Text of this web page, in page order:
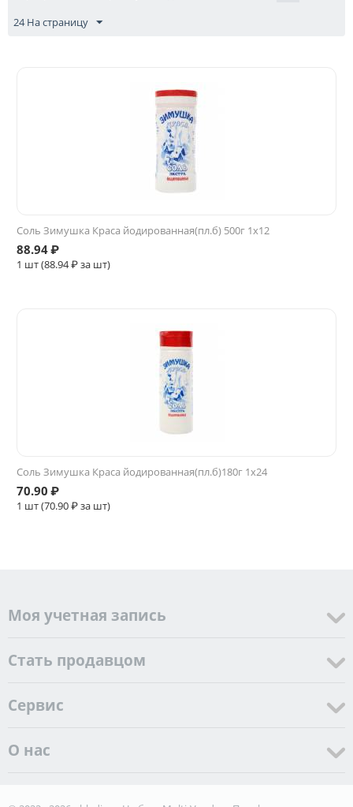
24 На страницу
Соль Зимушка Краса йодированная(пл.б) 500г 1х12
88.94₽
1 шт (88.94₽ за шт)
Соль Зимушка Краса йодированная(пл.б)180г 1х24
70.90 ₽
1 шт (70.90₽ за шт)
Моя учетная запись
Стать продавцом
Cервис
О нас